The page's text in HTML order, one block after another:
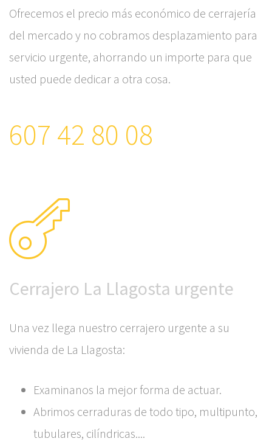
Ofrecemos el precio más económico de cerrajería
del mercado y no cobramos desplazamiento para
servicio urgente, ahorrando un importe para que
usted puede dedicar a otra cosa.
607 42 80 08
Cerrajero La Llagosta urgente
Una vez llega nuestro cerrajero urgente a su
vivienda de La Llagosta:
Examinanos la mejor forma de actuar.
Abrimos cerraduras de todo tipo, multipunto,
tubulares, cilíndricas....